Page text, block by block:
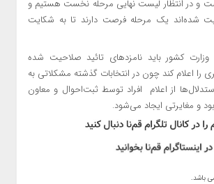
و در انتظار لیست نهایی مرحله نخست هستیم و
شده‌اند یک مرحله فرصت دارند تا به شکایت
کشور باید نامزدهای تائید صلاحیت شده
را اعلام کند چون در انتخابات گذشته مشکلاتی به
از اعلام افراد توسط ثبت‌احوال و معاون
و مغایرتی ایجاد می‌شود.
باشد.